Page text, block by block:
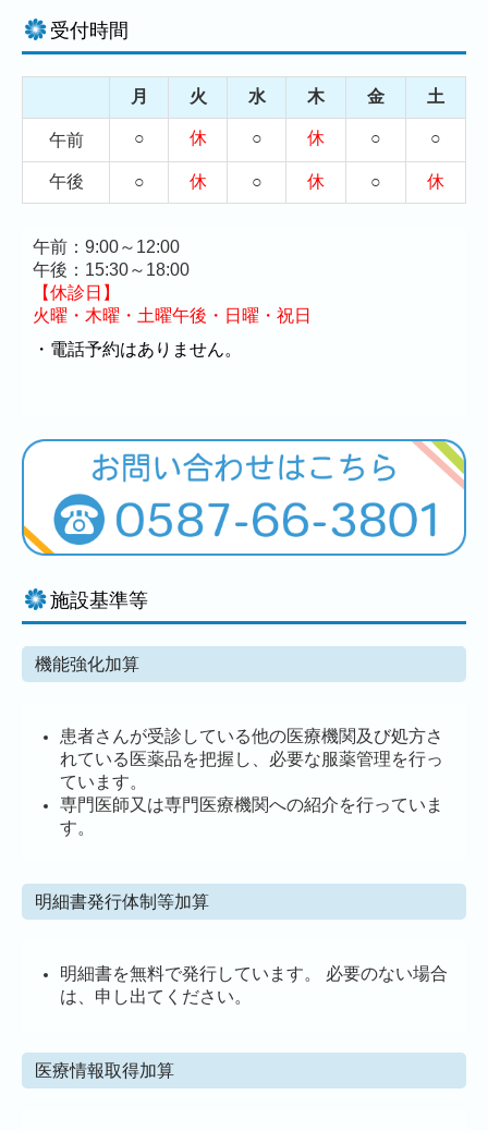
受付時間
月 火 水 木 金 土
午前 ○ 休 ○ 休 ○ ○
午後 ○ 休 ○ 休 ○ 休
午前：9:00～12:00
午後：15:30～18:00
【休診日】
火曜・木曜・土曜午後・日曜・祝日
・電話予約はありません。
施設基準等
機能強化加算
患者さんが受診している他の医療機関及び処方さ
れている医薬品を把握し、必要な服薬管理を行っ
ています。
専門医師又は専門医療機関への紹介を行っていま
す。
明細書発行体制等加算
明細書を無料で発行しています。 必要のない場合
は、申し出てください。
医療情報取得加算